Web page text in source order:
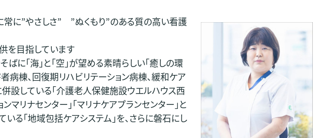
に”やさしさ” ”ぬくもり”のある質の高い看護
を目指しています
に「海」と「空」が望める素晴らしい「癒しの環
病棟、回復期リハビリテーション病棟、緩和ケア
設している「介護老人保健施設ウエルハウス西
マリナセンター」｢マリナケアプランセンター｣と
る「地域包括ケアシステム」を、さらに磐石にし